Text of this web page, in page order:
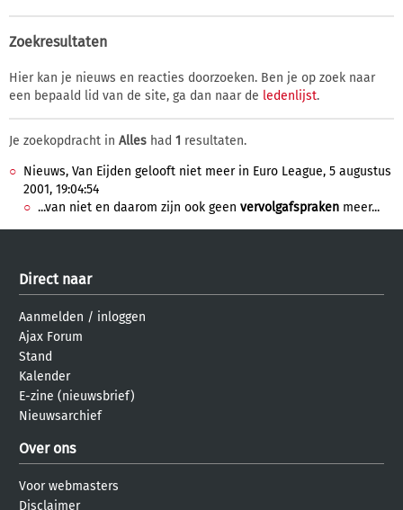
Zoekresultaten
Hier kan je nieuws en reacties doorzoeken. Ben je op zoek naar
een bepaald lid van de site, ga dan naar de ledenlijst.
Je zoekopdracht in Alles had 1 resultaten.
Nieuws, Van Eijden gelooft niet meer in Euro League, 5 augustus
2001, 19:04:54
...van niet en daarom zijn ook geen vervolgafspraken meer...
Direct naar
Aanmelden / inloggen
Ajax Forum
Stand
Kalender
E-zine (nieuwsbrief)
Nieuwsarchief
Over ons
Voor webmasters
Disclaimer